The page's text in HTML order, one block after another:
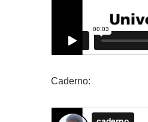
Caderno: